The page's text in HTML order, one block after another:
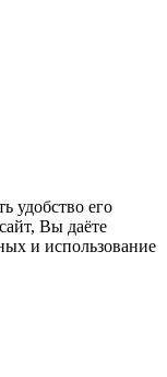
удобство его
Вы даёте
и использование